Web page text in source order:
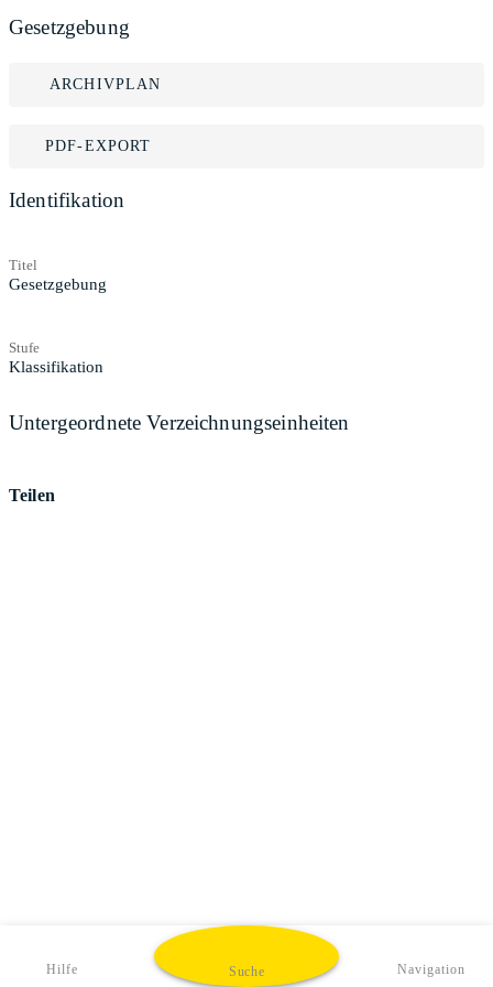
Gesetzgebung
ARCHIVPLAN
PDF-EXPORT
Identifikation
Titel
Gesetzgebung
Stufe
Klassifikation
Untergeordnete Verzeichnungseinheiten
Teilen
Hilfe Suche Navigation